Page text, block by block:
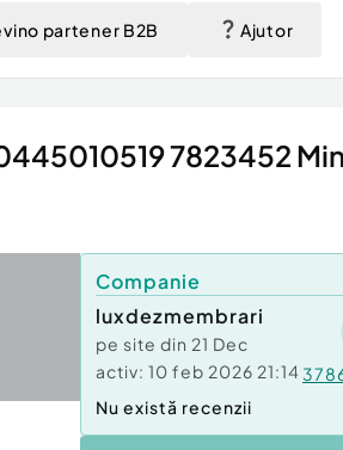
partener B2B Ajutor
7823452
Companie
luxdezmembrari
pe site din 21 Dec
activ: 10 feb 2026 21:14
Nu există recenzii